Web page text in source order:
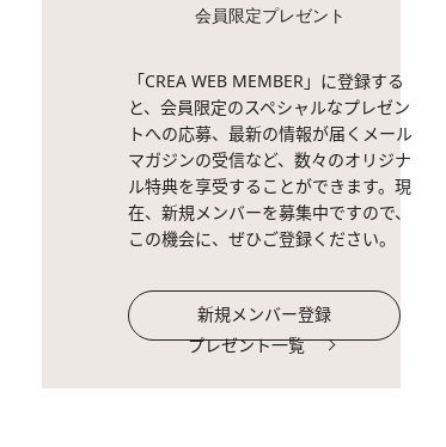
会員限定プレゼント
「CREA WEB MEMBER」に登録する
と、会員限定のスペシャルなプレゼン
トへの応募、最新の情報が届くメール
マガジンの受信など、数々のオリジナ
ル特典を享受することができます。現
在、新規メンバーを募集中ですので、
この機会に、ぜひご登録ください。
新規メンバー登録
プレゼント一覧